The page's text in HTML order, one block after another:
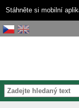
Stáhněte si mobilní